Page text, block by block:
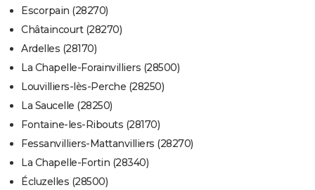
Escorpain (28270)
Châtaincourt (28270)
Ardelles (28170)
La Chapelle-Forainvilliers (28500)
Louvilliers-lès-Perche (28250)
La Saucelle (28250)
Fontaine-les-Ribouts (28170)
Fessanvilliers-Mattanvilliers (28270)
La Chapelle-Fortin (28340)
Écluzelles (28500)